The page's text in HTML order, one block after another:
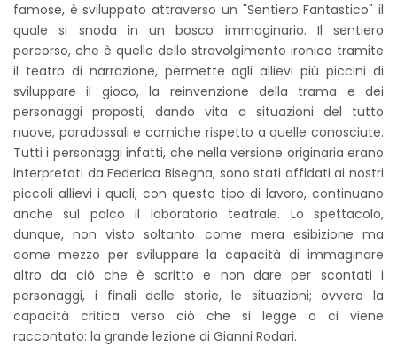
famose, è sviluppato attraverso un "Sentiero Fantastico" il
quale si snoda in un bosco immaginario. Il sentiero
percorso, che è quello dello stravolgimento ironico tramite
il teatro di narrazione, permette agli allievi più piccini di
sviluppare il gioco, la reinvenzione della trama e dei
personaggi proposti, dando vita a situazioni del tutto
nuove, paradossali e comiche rispetto a quelle conosciute.
Tutti i personaggi infatti, che nella versione originaria erano
interpretati da Federica Bisegna, sono stati affidati ai nostri
piccoli allievi i quali, con questo tipo di lavoro, continuano
anche sul palco il laboratorio teatrale. Lo spettacolo,
dunque, non visto soltanto come mera esibizione ma
come mezzo per sviluppare la capacità di immaginare
altro da ciò che è scritto e non dare per scontati i
personaggi, i finali delle storie, le situazioni; ovvero la
capacità critica verso ciò che si legge o ci viene
raccontato: la grande lezione di Gianni Rodari.